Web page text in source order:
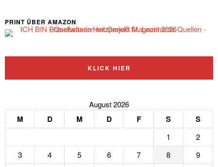
PRINT ÜBER AMAZON
KLICK HIER
August 2026
M D M D F S S
1
2
3
4 5 6 7 8
9